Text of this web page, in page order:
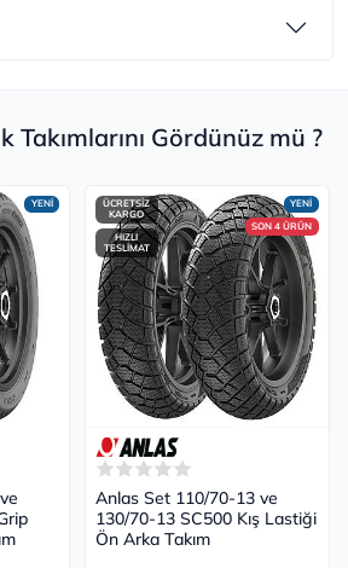
Gördünüz mü ?
YENİ
YENİ
SON 4 ÜRÜN
ÜCRETSİZ
KARGO
HIZLI
TESLİMAT
Anlas Set 110/70-13 ve
130/70-13 SC500 Kış Lastiği
Ön Arka Takım